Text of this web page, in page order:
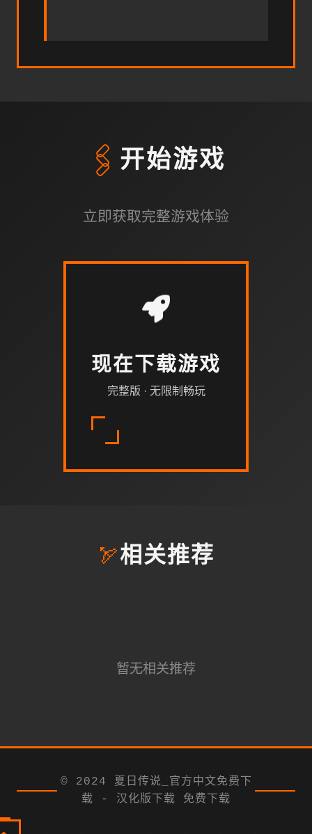
🖇️ 开始游戏
立即获取完整游戏体验
现在下载游戏
完整版 · 无限制畅玩
🏹相关推荐
暂无相关推荐
© 2024 夏日传说_官方中文免费下
载 - 汉化版下载 免费下载